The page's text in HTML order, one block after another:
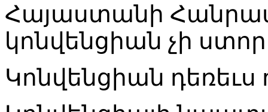
Հայաստանի
կոնվենցիան չի
Կոնվենցիան դեռեւս